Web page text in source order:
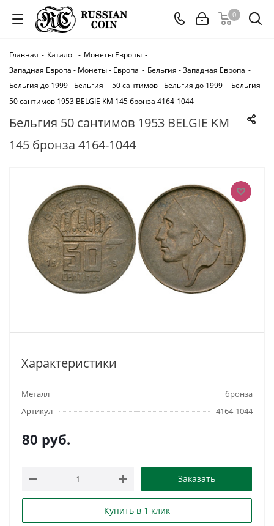
0
Главная - Каталог - Монеты Европы -
Западная Европа - Монеты - Европа - Бельгия - Западная Европа -
Бельгия до 1999 - Бельгия - 50 сантимов - Бельгия до 1999 - Бельгия
50 сантимов 1953 BELGIE KM 145 бронза 4164-1044
Бельгия 50 сантимов 1953 BELGIE KM
145 бронза 4164-1044
Характеристики
Металл
бронза
Артикул
4164-1044
80 руб.
Заказать
Купить в 1 клик